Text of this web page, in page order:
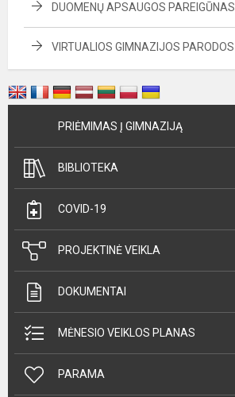
DUOMENŲ APSAUGOS PAREIGŪNAS
VIRTUALIOS GIMNAZIJOS PARODOS
PRIĖMIMAS Į GIMNAZIJĄ
BIBLIOTEKA
COVID-19
PROJEKTINĖ VEIKLA
DOKUMENTAI
MĖNESIO VEIKLOS PLANAS
PARAMA